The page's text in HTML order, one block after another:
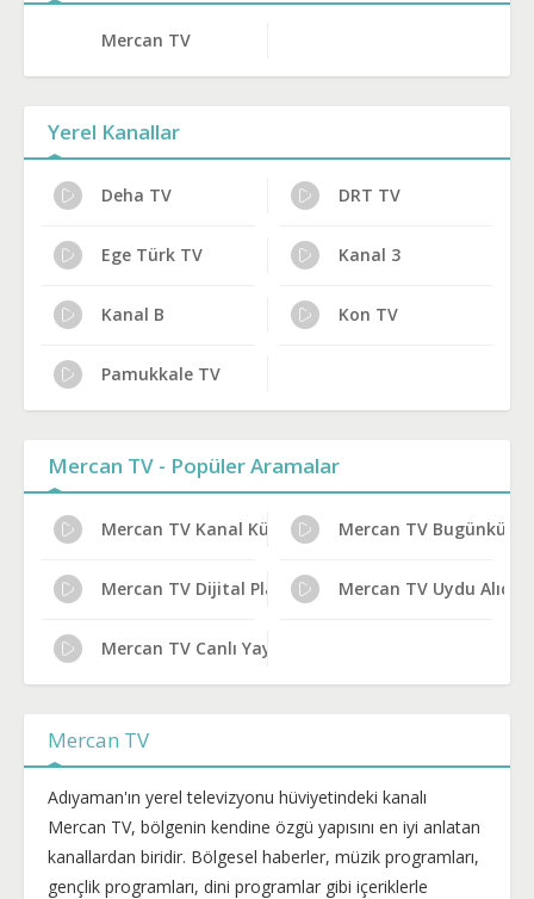
Mercan TV
Yerel Kanallar
Deha TV DRT TV
Ege Türk TV Kanal 3
Kanal B Kon TV
Pamukkale TV
Mercan TV - Popüler Aramalar
Mercan TV Kanal Künyesi Mercan TV Bugünkü
Mercan TV Dijital Platform Kanal No
Mercan TV Uydu
Mercan TV Canlı Yayın Bilgileri
Mercan TV
Adıyaman'ın yerel televizyonu hüviyetindeki kanalı
Mercan TV, bölgenin kendine özgü yapısını en iyi anlatan
kanallardan biridir. Bölgesel haberler, müzik programları,
gençlik programları, dini programlar gibi içeriklerle